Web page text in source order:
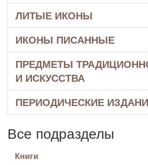
ЛИТЫЕ ИКОНЫ
ИКОНЫ ПИСАННЫЕ
ПРЕДМЕТЫ
И ИСКУССТВА
ПЕРИОДИЧЕСКИЕ
Все подразделы
Книги